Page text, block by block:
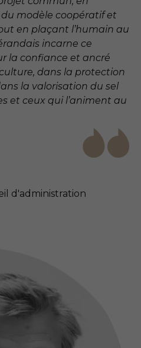
modèle coopératif et
en plaçant l’humain au
incarne ce
la confiance et ancré
dans la protection
la valorisation du sel
et ceux qui l’animent au
d'administration